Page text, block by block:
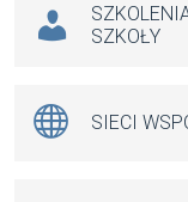
SZKOŁY
SIECI